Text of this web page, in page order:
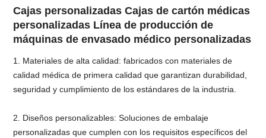
Cajas personalizadas Cajas de cartón médicas
personalizadas Línea de producción de
máquinas de envasado médico personalizadas
1. Materiales de alta calidad: fabricados con materiales de
calidad médica de primera calidad que garantizan durabilidad,
seguridad y cumplimiento de los estándares de la industria.
2. Diseños personalizables: Soluciones de embalaje
personalizadas que cumplen con los requisitos específicos del